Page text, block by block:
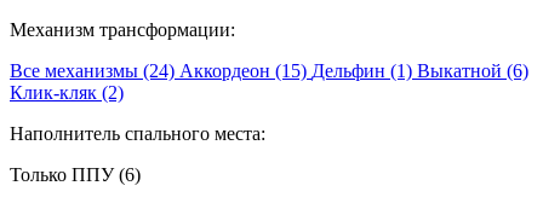
Механизм трансформации:
Все механизмы (24) Аккордеон (15) Дельфин (1) Выкатной (6)
Клик-кляк (2)
Наполнитель спального места:
Только ППУ (6)